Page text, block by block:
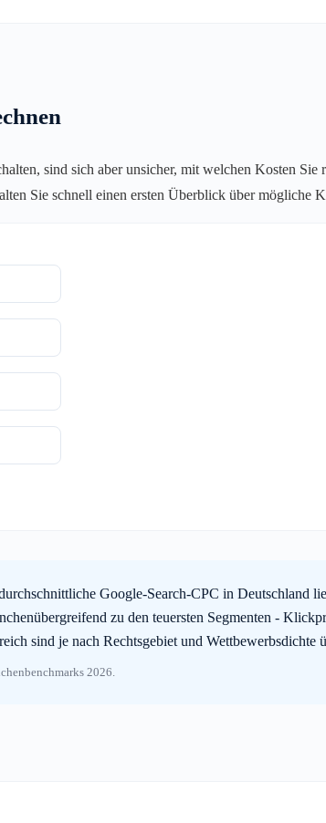
sind sich aber unsicher, mit welchen Kosten Sie
Sie schnell einen ersten Überblick über mögliche
Google-Search-CPC in Deutschland
zu den teuersten Segmenten -
sind je nach Rechtsgebiet und Wettbewerbsdichte
2026.